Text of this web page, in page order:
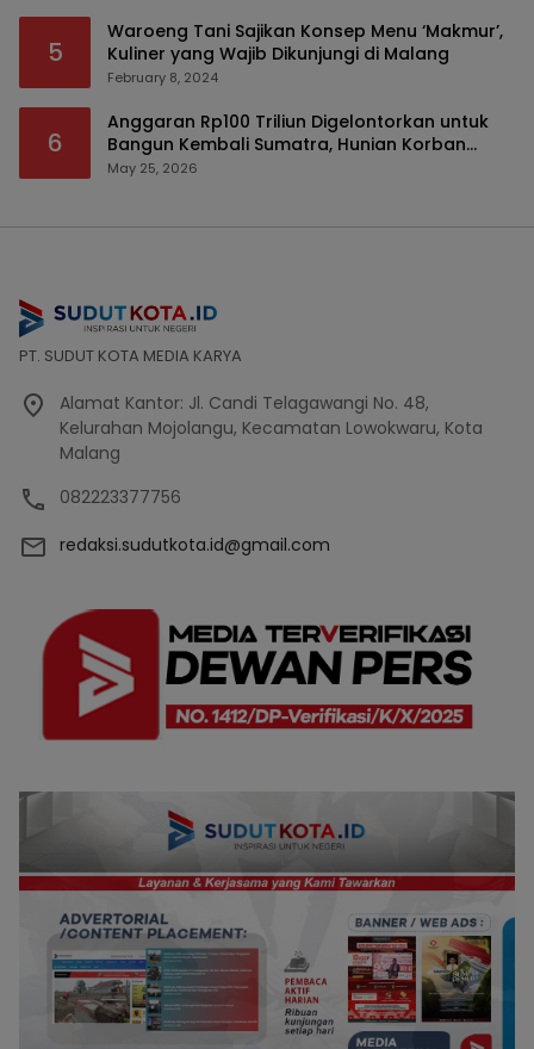
5
Waroeng Tani Sajikan Konsep Menu ‘Makmur’,
Kuliner yang Wajib Dikunjungi di Malang
February 8, 2024
6
Anggaran Rp100 Triliun Digelontorkan untuk
Bangun Kembali Sumatra, Hunian Korban
Bencana Bakal Difokuskan
May 25, 2026
PT. SUDUT KOTA MEDIA KARYA
Alamat Kantor: Jl. Candi Telagawangi No. 48,
Kelurahan Mojolangu, Kecamatan Lowokwaru, Kota
Malang
082223377756
redaksi.sudutkota.id@gmail.com